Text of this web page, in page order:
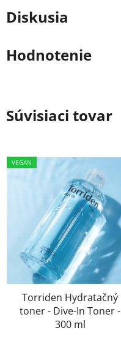
Diskusia
Hodnotenie
Súvisiaci tovar
VEGAN
Torriden Hydratačný
toner - Dive-In Toner -
300 ml